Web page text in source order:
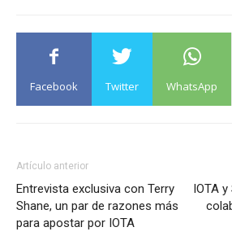
Facebook Twitter WhatsApp
Artículo anterior
Entrevista exclusiva con Terry
Shane, un par de razones más
para apostar por IOTA
IOTA